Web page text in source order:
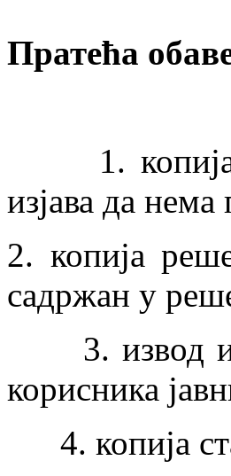
Пратећа
1. копија
изјава да
2. копија
садржан у
3. извод из
корисника
4. копија